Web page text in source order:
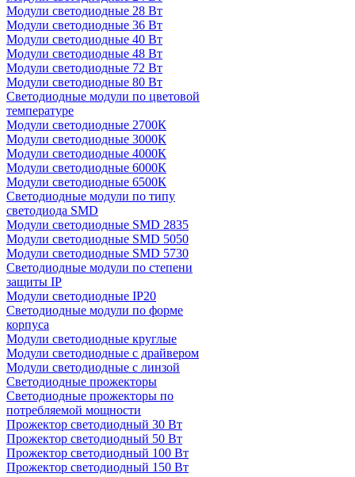
Модули светодиодные 28 Вт
Модули светодиодные 36 Вт
Модули светодиодные 40 Вт
Модули светодиодные 48 Вт
Модули светодиодные 72 Вт
Модули светодиодные 80 Вт
Светодиодные модули по цветовой
температуре
Модули светодиодные 2700К
Модули светодиодные 3000К
Модули светодиодные 4000К
Модули светодиодные 6000К
Модули светодиодные 6500К
Светодиодные модули по типу
светодиода SMD
Модули светодиодные SMD 2835
Модули светодиодные SMD 5050
Модули светодиодные SMD 5730
Светодиодные модули по степени
защиты IP
Модули светодиодные IP20
Светодиодные модули по форме
корпуса
Модули светодиодные круглые
Модули светодиодные с драйвером
Модули светодиодные с линзой
Светодиодные прожекторы
Светодиодные прожекторы по
потребляемой мощности
Прожектор светодиодный 30 Вт
Прожектор светодиодный 50 Вт
Прожектор светодиодный 100 Вт
Прожектор светодиодный 150 Вт